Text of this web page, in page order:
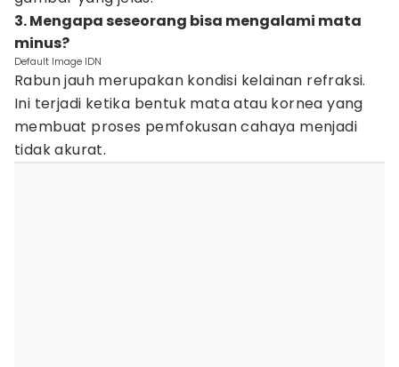
3. Mengapa seseorang bisa mengalami mata
minus?
Default Image IDN
Rabun jauh merupakan kondisi kelainan refraksi.
Ini terjadi ketika bentuk mata atau kornea yang
membuat proses pemfokusan cahaya menjadi
tidak akurat.